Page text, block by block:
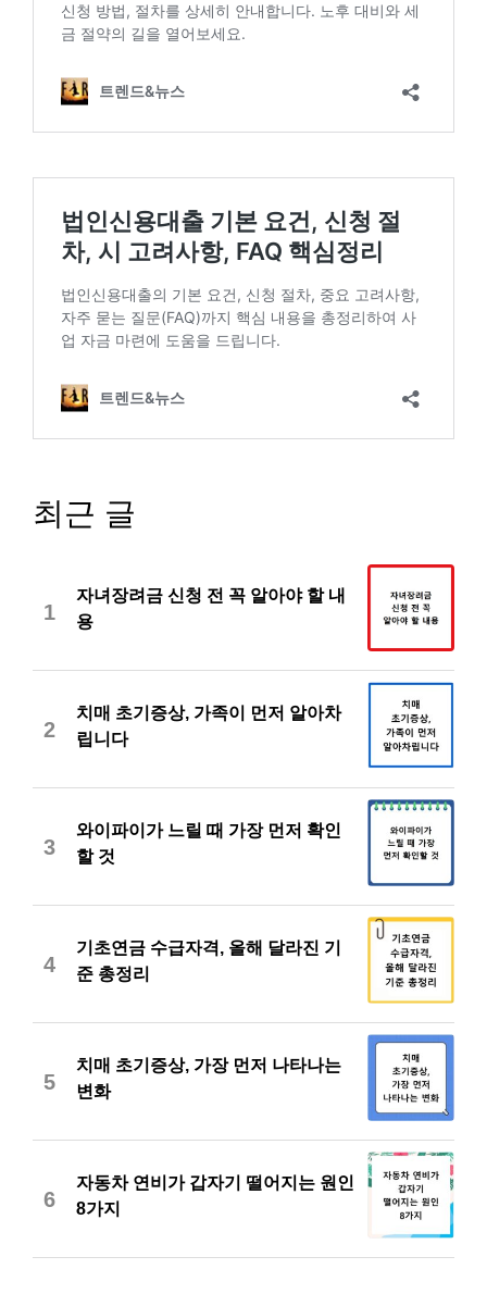
최근 글
1
자녀장려금 신청 전 꼭 알아야 할 내
용
2
치매 초기증상, 가족이 먼저 알아차
립니다
3
와이파이가 느릴 때 가장 먼저 확인
할 것
4
기초연금 수급자격, 올해 달라진 기
준 총정리
5
치매 초기증상, 가장 먼저 나타나는
변화
6
자동차 연비가 갑자기 떨어지는 원인
8가지